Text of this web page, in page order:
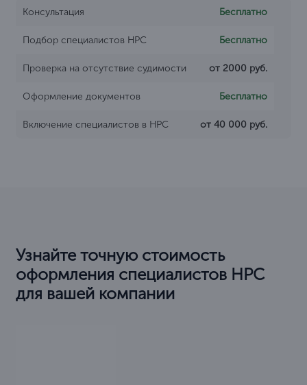
Консультация
Бесплатно
Подбор специалистов НРС Бесплатно
Проверка на отсутствие судимости от 2000 руб.
Оформление документов Бесплатно
Включение специалистов в НРС от 40 000 руб.
Узнайте точную стоимость
оформления специалистов НРС
для вашей компании